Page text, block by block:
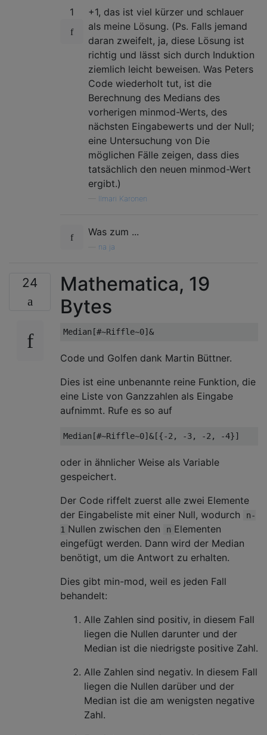
1
+1, das ist viel kürzer und schlauer
als meine Lösung. (Ps. Falls jemand
daran zweifelt, ja, diese Lösung ist
richtig und lässt sich durch Induktion
ziemlich leicht beweisen. Was Peters
Code wiederholt tut, ist die
Berechnung des Medians des
vorherigen minmod-Werts, des
nächsten Eingabewerts und der Null;
eine Untersuchung von Die
möglichen Fälle zeigen, dass dies
tatsächlich den neuen minmod-Wert
ergibt.)
Ilmari Karonen
Was zum ...
na ja
24
Mathematica, 19
Bytes
Code und Golfen dank Martin Büttner.
Dies ist eine unbenannte reine Funktion, die
eine Liste von Ganzzahlen als Eingabe
aufnimmt. Rufe es so auf
oder in ähnlicher Weise als Variable
gespeichert.
Der Code riffelt zuerst alle zwei Elemente
der Eingabeliste mit einer Null, wodurch
n-
1 Nullen zwischen den n Elementen
eingefügt werden. Dann wird der Median
benötigt, um die Antwort zu erhalten.
Dies gibt min-mod, weil es jeden Fall
behandelt:
Alle Zahlen sind positiv, in diesem Fall
liegen die Nullen darunter und der
Median ist die niedrigste positive Zahl.
Alle Zahlen sind negativ. In diesem Fall
liegen die Nullen darüber und der
Median ist die am wenigsten negative
Zahl.